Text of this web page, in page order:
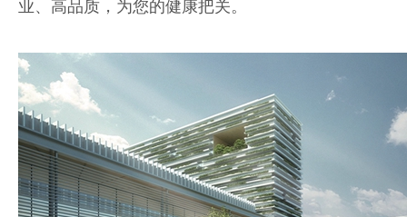
业、高品质，为您的健康把关。